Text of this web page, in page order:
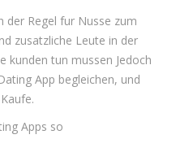
der Regel fur Nusse zum
zusatzliche Leute in der
kunden tun mussen Jedoch
App begleichen, und
Apps so